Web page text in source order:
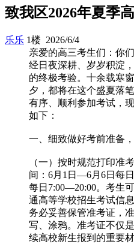
致我区2026年夏季
乐乐 1楼 2026/6/4
亲爱的高三考生们：你
经日夜深耕、岁岁积淀
的终极考验。十余载寒
夕，都将在这个盛夏落
有序、顺利参加考试，
如下：
一、细致做好考前准备
（一）按时规范打印准
间：6月1日—6月6日每
每日7:00—20:00。考生
通高等学校招生考试信
务必妥善保管准考证，
写、涂鸦。准考证不仅
续高校新生报到的重要